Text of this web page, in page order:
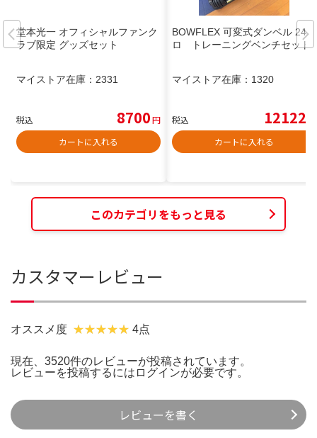
堂本光一 オフィシャルファンク
ラブ限定 グッズセット
マイストア在庫： 2331
税込 8700円
カートに入れる
BOWFLEX 可変式ダンベル 24キ
ロ トレーニングベンチセット
マイストア在庫： 1320
税込 12122
カートに入れる
このカテゴリをもっと見る
カスタマーレビュー
オススメ度 4点
現在、3520件のレビューが投稿されています。
レビューを投稿するには ログインが必要です。
レビューを書く